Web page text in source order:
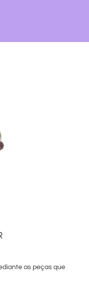
as peças que